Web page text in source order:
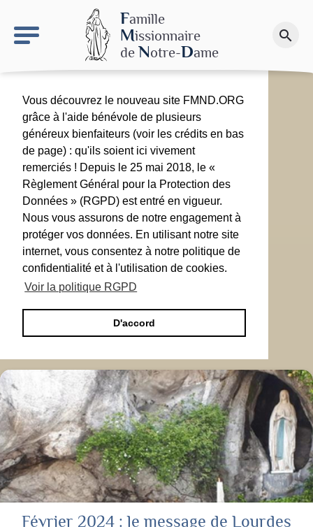
Famille
Missionnaire
de Notre-Dame
search
Faire un don
Vous découvrez le nouveau site FMND.ORG
grâce à l'aide bénévole de plusieurs
généreux bienfaiteurs (voir les crédits en bas
de page) : qu'ils soient ici vivement
remerciés ! Depuis le 25 mai 2018, le «
Règlement Général pour la Protection des
Données » (RGPD) est entré en vigueur.
Nous vous assurons de notre engagement à
protéger vos données. En utilisant notre site
internet, vous consentez à notre politique de
confidentialité et à l'utilisation de cookies.
Voir la politique RGPD
D'accord
Février 2024 : le message de Lourdes